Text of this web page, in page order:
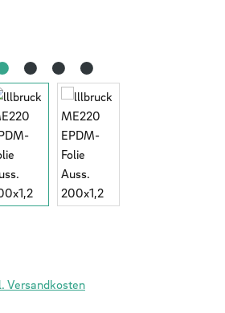
Versandkosten